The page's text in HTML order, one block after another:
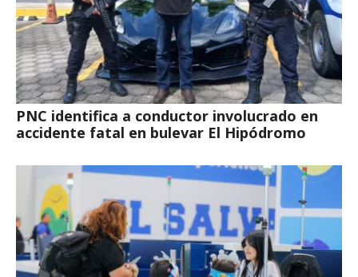
PNC identifica a conductor involucrado en
accidente fatal en bulevar El Hipódromo